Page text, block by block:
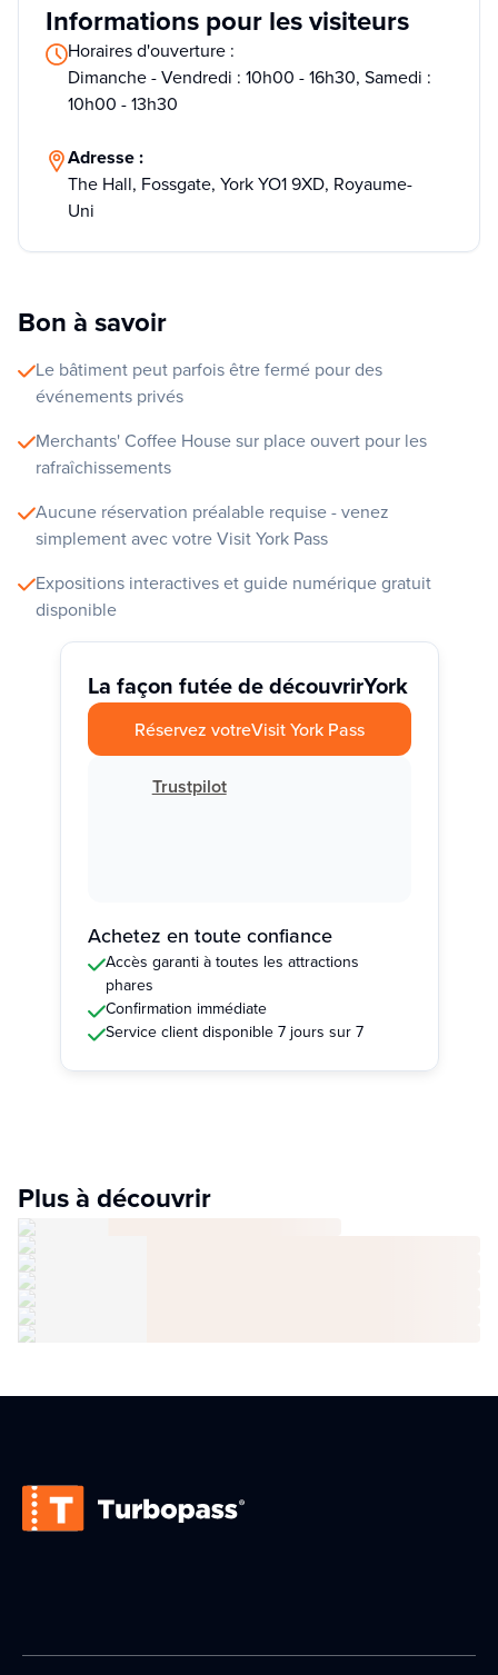
Informations pour les visiteurs
Horaires d'ouverture :
Dimanche - Vendredi : 10h00 - 16h30, Samedi :
10h00 - 13h30
Adresse :
The Hall, Fossgate, York YO1 9XD, Royaume-
Uni
Bon à savoir
Le bâtiment peut parfois être fermé pour des
événements privés
Merchants' Coffee House sur place ouvert pour les
rafraîchissements
Aucune réservation préalable requise - venez
simplement avec votre Visit York Pass
Expositions interactives et guide numérique gratuit
disponible
La façon futée de découvrirYork
Réservez votreVisit York Pass
Trustpilot
Achetez en toute confiance
Accès garanti à toutes les attractions
phares
Confirmation immédiate
Service client disponible 7 jours sur 7
Plus à découvrir